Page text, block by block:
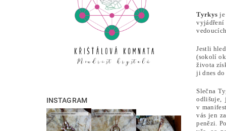
INSTAGRAM
Tyrkys je
vyjádření
Jestli
(sokolí
života
ji dnes do
Slečna
odlišuje,
v
vás jen
penězi.